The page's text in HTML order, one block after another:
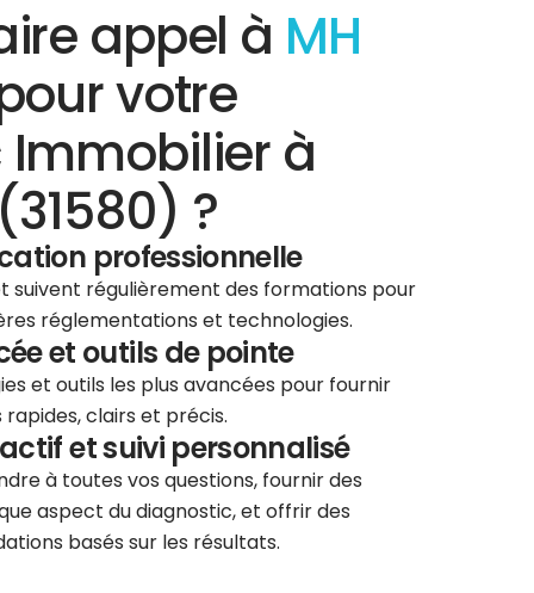
appel à MH
votre
à
?
professionnelle
suivent régulièrement des formations pour
réglementations et technologies.
et outils de pointe
et outils les plus avancées pour fournir
clairs et précis.
et suivi personnalisé
à toutes vos questions, fournir des
aspect du diagnostic, et offrir des
basés sur les résultats.